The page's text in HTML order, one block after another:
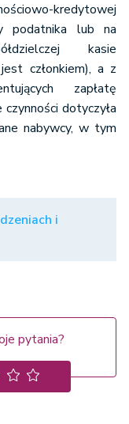
kredytowej
podatnika lub na
kasie
członkiem), a z
zapłatę
dotyczyła
nabywcy, w tym
i
pytania?